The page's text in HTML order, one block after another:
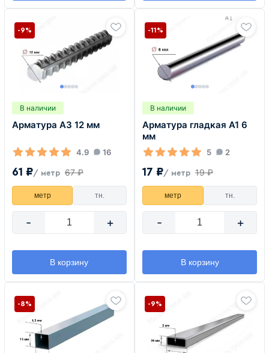
В наличии
Арматура А3 12 мм
4.9 16
61 ₽/ метр 67 ₽
-9%
метр тн.
- +
В корзину
В наличии
Арматура гладкая А1 6
мм
5 2
17 ₽/ метр 19 ₽
-11%
метр тн.
- +
В корзину
-8% -9%